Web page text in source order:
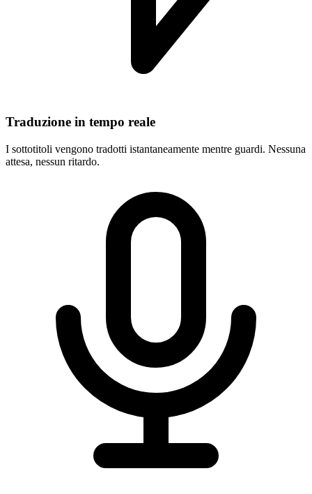
Traduzione in tempo reale
I sottotitoli vengono tradotti istantaneamente mentre guardi. Nessuna
attesa, nessun ritardo.